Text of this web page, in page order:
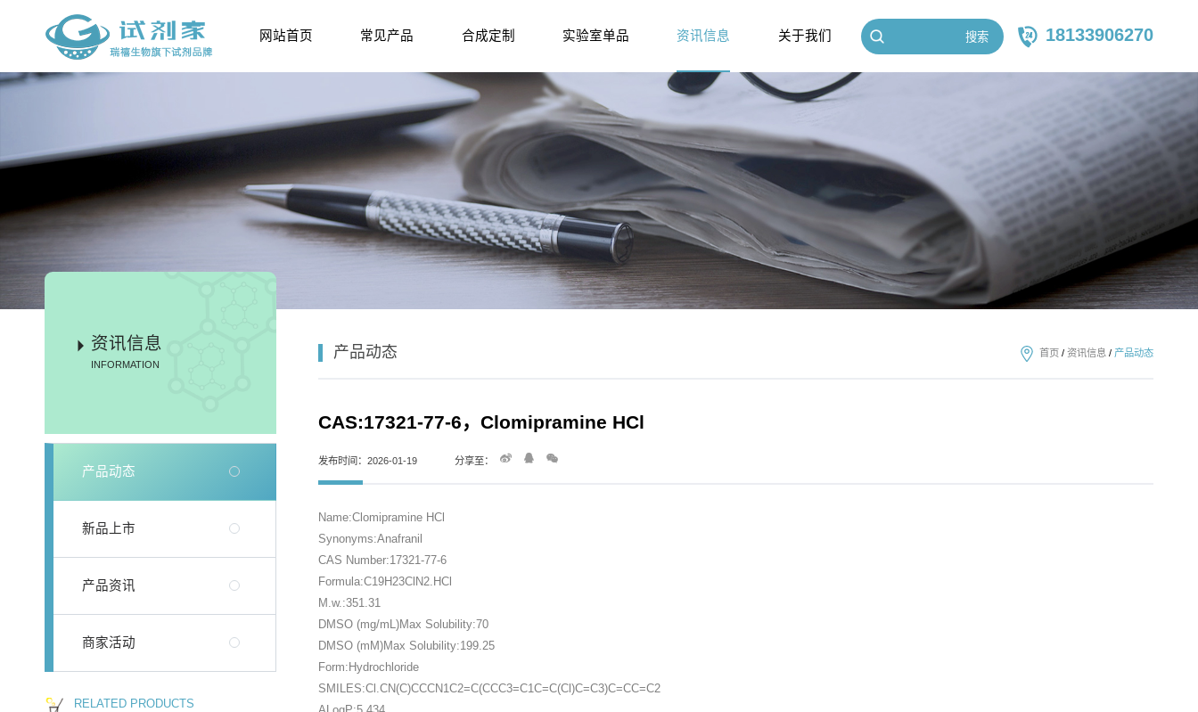
网站首页 常见产品 合成定制 实验室单品 资讯信息 关于我们 搜索 18133906270
资讯信息
INFORMATION
产品动态
新品上市
产品资讯
商家活动
RELATED PRODUCTS
产品动态 首页 / 资讯信息 / 产品动态
CAS:17321-77-6，Clomipramine HCl
发布时间：2026-01-19 分享至：
Name:Clomipramine HCl
Synonyms:Anafranil
CAS Number:17321-77-6
Formula:C19H23ClN2.HCl
M.w.:351.31
DMSO (mg/mL)Max Solubility:70
DMSO (mM)Max Solubility:199.25
Form:Hydrochloride
SMILES:Cl.CN(C)CCCN1C2=C(CCC3=C1C=C(Cl)C=C3)C=CC=C2